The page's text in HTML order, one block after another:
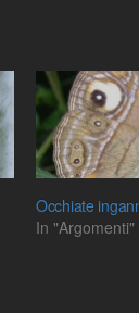
Occhiate
In "Argomenti"